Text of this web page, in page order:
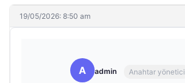
19/05/2026: 8:50 am
A admin Anahtar yönetici